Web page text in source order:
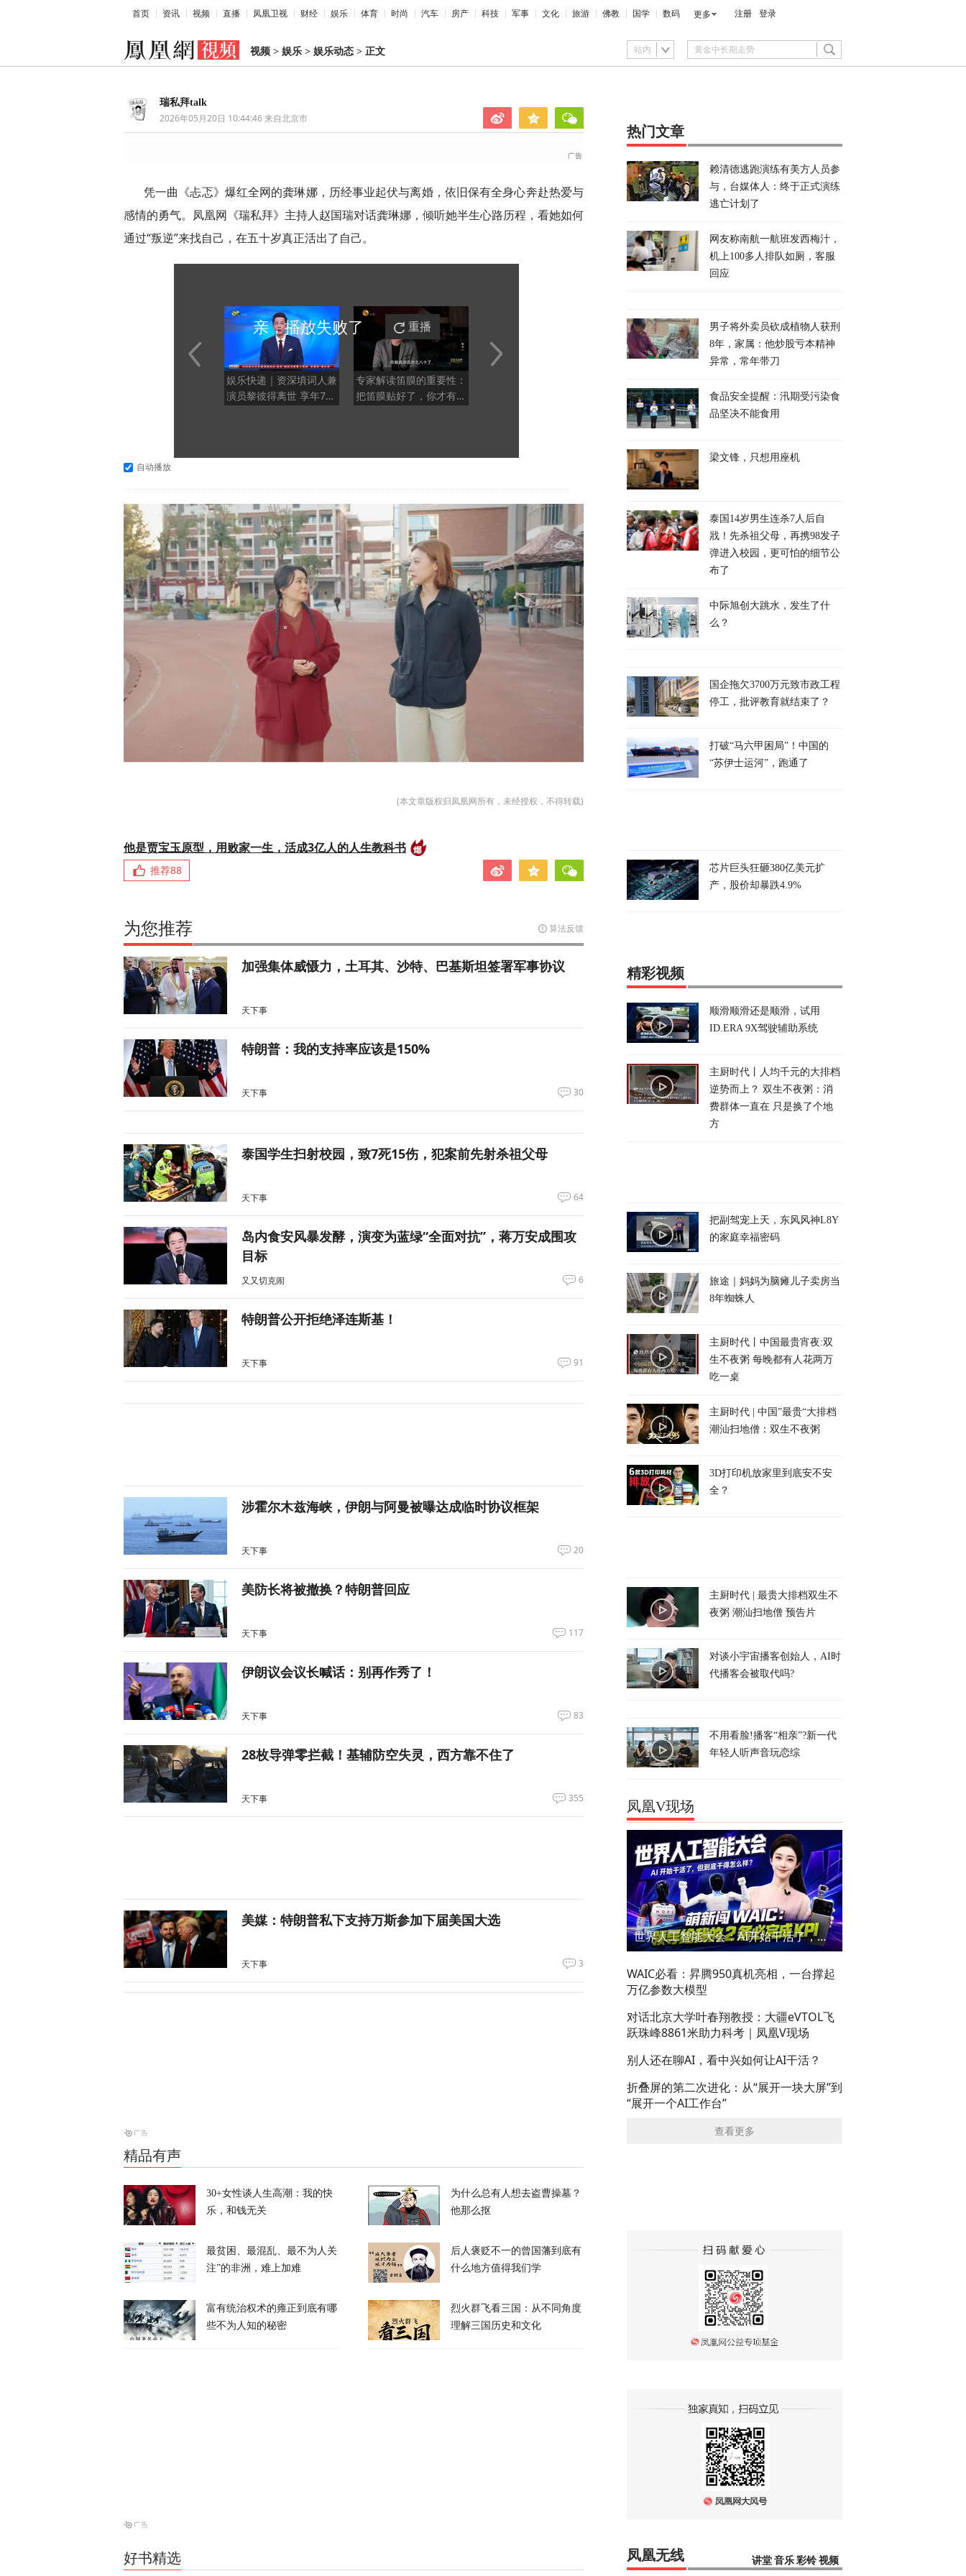
首页 资讯 视频 直播 凤凰卫视 财经 娱乐 体育 时尚 汽车 房产 科技 军事 文化 旅游 佛教 国学 数码 更多 注册 登录
视频 > 娱乐 > 娱乐动态 > 正文 站内
瑞私拜talk
2026年05月20日 10:44:46来自北京市
凭一曲《忐忑》爆红全网的龚琳娜，历经事业起伏与离婚，依旧保有全身心奔赴热爱与
感情的勇气。凤凰网《瑞私拜》主持人赵国瑞对话龚琳娜，倾听她半生心路历程，看她如何
通过“叛逆”来找自己，在五十岁真正活出了自己。
亲，播放失败了 重播
娱乐快递｜资深填词人兼
演员黎彼得离世 享年76
专家解读笛膜的重要性：
把笛膜贴好了，你才有吹
多环节都上不了流水线？
场“新生”，专家解析它和
演奏者之间的关系
自动播放
(本文章版权归凤凰网所有，未经授权，不得转载)
他是贾宝玉原型，用败家一生，活成3亿人的人生教科书
推荐88
为您推荐 算法反馈
加强集体威慑力，土耳其、沙特、巴基斯坦签署军事协议
天下事
特朗普：我的支持率应该是150%
天下事 30
泰国学生扫射校园，致7死15伤，犯案前先射杀祖父母
天下事 64
岛内食安风暴发酵，演变为蓝绿“全面对抗”，蒋万安成围攻
目标
又又切克闹 6
特朗普公开拒绝泽连斯基！
天下事 91
涉霍尔木兹海峡，伊朗与阿曼被曝达成临时协议框架
天下事 20
美防长将被撤换？特朗普回应
天下事 117
伊朗议会议长喊话：别再作秀了！
天下事 83
28枚导弹零拦截！基辅防空失灵，西方靠不住了
天下事 355
美媒：特朗普私下支持万斯参加下届美国大选
天下事 3
俄方痛斥日本政客广岛致辞：不提美国是投弹国，却批评俄
罗斯
天下事
西班牙前线观察：一条社交媒体视频，为何让上万年轻人赌
精品有声
30+女性谈人生高潮：我的快
乐，和钱无关
为什么总有人想去盗曹操墓？
他那么抠
最贫困、最混乱、最不为人关
注”的非洲，难上加难
后人褒贬不一的曾国藩到底有
什么地方值得我们学
富有统治权术的雍正到底有哪
些不为人知的秘密
烈火群飞看三国：从不同角度
理解三国历史和文化
好书精选
热门文章
赖清德逃跑演练有美方人员参
与，台媒体人：终于正式演练
逃亡计划了
网友称南航一航班发西梅汁，
机上100多人排队如厕，客服
回应
男子将外卖员砍成植物人获刑
8年，家属：他炒股亏本精神
异常，常年带刀
食品安全提醒：汛期受污染食
品坚决不能食用
梁文锋，只想用座机
泰国14岁男生连杀7人后自
戕！先杀祖父母，再携98发子
弹进入校园，更可怕的细节公
布了
中际旭创大跳水，发生了什
么？
国企拖欠3700万元致市政工程
停工，批评教育就结束了？
打破“马六甲困局”！中国的
“苏伊士运河”，跑通了
芯片巨头狂砸380亿美元扩
产，股价却暴跌4.9%
精彩视频
顺滑顺滑还是顺滑，试用
ID.ERA 9X驾驶辅助系统
主厨时代丨人均千元的大排档
逆势而上？ 双生不夜粥：消
费群体一直在 只是换了个地
方
把副驾宠上天，东风风神L8Y
的家庭幸福密码
旅途｜妈妈为脑瘫儿子卖房当
8年蜘蛛人
主厨时代丨中国最贵宵夜:双
生不夜粥 每晚都有人花两万
吃一桌
主厨时代 | 中国”最贵“大排档
潮汕扫地僧：双生不夜粥
3D打印机放家里到底安不安
全？
主厨时代 | 最贵大排档双生不
夜粥 潮汕扫地僧 预告片
对谈小宇宙播客创始人，AI时
代播客会被取代吗?
不用看脸!播客“相亲”?新一代
年轻人听声音玩恋综
凤凰V现场
世界人工智能大会：AI开始干活了，但到底干的怎么样？萌新闯WAIC
WAIC必看：昇腾950真机亮相，一台撑起
万亿参数大模型
对话北京大学叶春翔教授：大疆eVTOL飞
跃珠峰8861米助力科考｜凤凰V现场
别人还在聊AI，看中兴如何让AI干活？
折叠屏的第二次进化：从“展开一块大屏”到
“展开一个AI工作台”
查看更多
讲堂 音乐 彩铃 视频
凤凰无线